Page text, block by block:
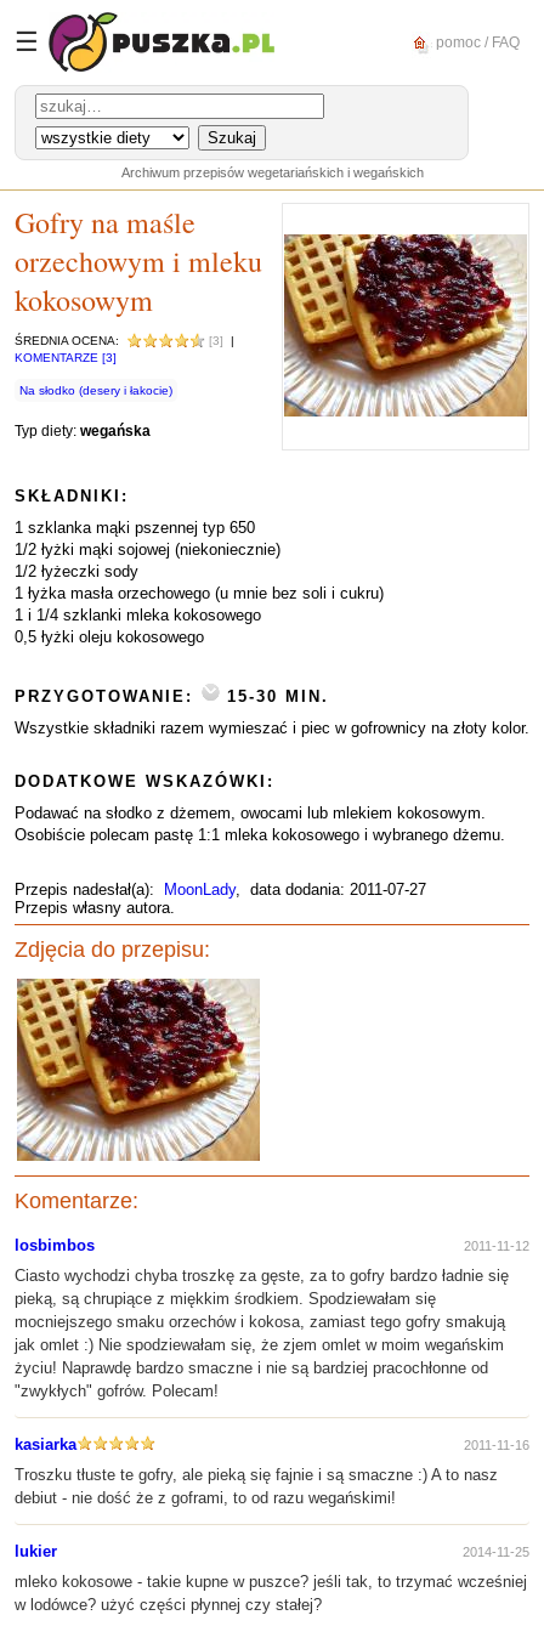
☰ pomoc / FAQ
Archiwum przepisów wegetariańskich i wegańskich
Gofry na maśle
orzechowym i mleku
kokosowym
ŚREDNIA OCENA: [3]
|
KOMENTARZE [3]
Na słodko (desery i łakocie)
Typ diety: wegańska
SKŁADNIKI:
1 szklanka mąki pszennej typ 650
1/2 łyżki mąki sojowej (niekoniecznie)
1/2 łyżeczki sody
1 łyżka masła orzechowego (u mnie bez soli i cukru)
1 i 1/4 szklanki mleka kokosowego
0,5 łyżki oleju kokosowego
PRZYGOTOWANIE:
15-30 MIN.
Wszystkie składniki razem wymieszać i piec w gofrownicy na złoty kolor.
DODATKOWE WSKAZÓWKI:
Podawać na słodko z dżemem, owocami lub mlekiem kokosowym.
Osobiście polecam pastę 1:1 mleka kokosowego i wybranego dżemu.
Przepis nadesłał(a): MoonLady, data dodania: 2011-07-27
Przepis własny autora.
Zdjęcia do przepisu:
Komentarze:
losbimbos 2011-11-12
Ciasto wychodzi chyba troszkę za gęste, za to gofry bardzo ładnie się
pieką, są chrupiące z miękkim środkiem. Spodziewałam się
mocniejszego smaku orzechów i kokosa, zamiast tego gofry smakują
jak omlet :) Nie spodziewałam się, że zjem omlet w moim wegańskim
życiu! Naprawdę bardzo smaczne i nie są bardziej pracochłonne od
"zwykłych" gofrów. Polecam!
kasiarka 2011-11-16
Troszku tłuste te gofry, ale pieką się fajnie i są smaczne :) A to nasz
debiut - nie dość że z goframi, to od razu wegańskimi!
lukier 2014-11-25
mleko kokosowe - takie kupne w puszce? jeśli tak, to trzymać wcześniej
w lodówce? użyć części płynnej czy stałej?